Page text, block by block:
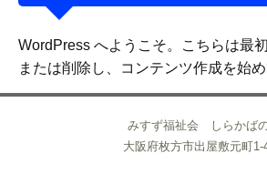
WordPress へようこそ。こちらは最
または削除し、コンテンツ作成を始め
みすず福祉会 しらかば
大阪府枚方市出屋敷元町1-